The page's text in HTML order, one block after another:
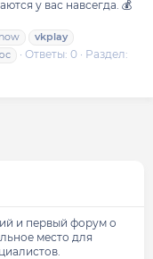
у вас навсегда. 💰
vkplay
Ответы: 0
Раздел:
и первый форум о
место для